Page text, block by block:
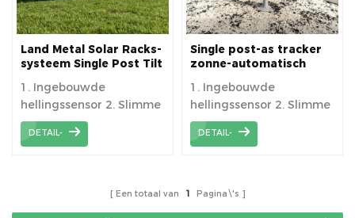
Land Metal Solar Racks-
systeem Single Post Tilt
Tracking-systeem
Paneelmontage
1. Ingebouwde
hellingssensor 2. Slimme
windbeschermingsmodus
3. Verhoog de
wisselstroom of eigen
voeding
DETAIL-
Single post-as tracker
zonne-automatisch
1. Ingebouwde
hellingssensor 2. Slimme
windbeschermingsmodus
3. Verhoog de
wisselstroom of eigen
voeding
DETAIL-
Een totaal van 1 Pagina\'s